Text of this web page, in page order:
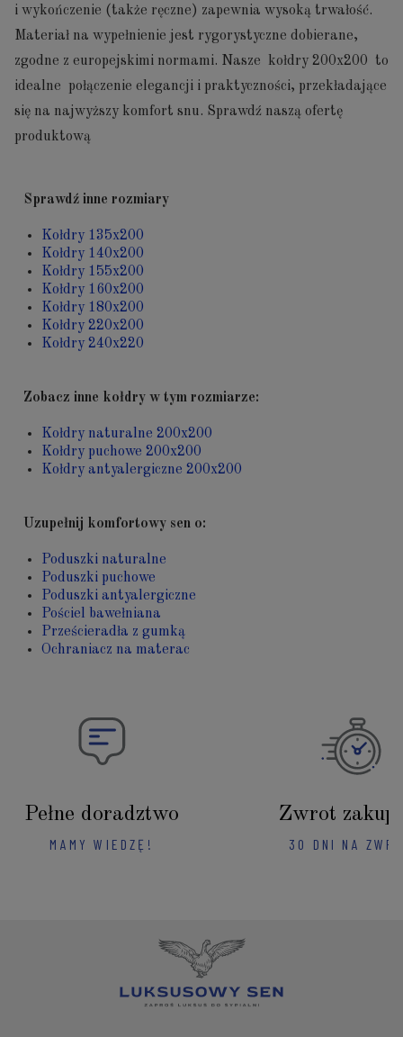
i wykończenie (także ręczne) zapewnia wysoką trwałość.
Materiał na wypełnienie jest rygorystyczne dobierane,
zgodne z europejskimi normami. Nasze kołdry 200x200 to
idealne połączenie elegancji i praktyczności, przekładające
się na najwyższy komfort snu. Sprawdź naszą ofertę
produktową
Sprawdź inne rozmiary
Kołdry 135x200
Kołdry 140x200
Kołdry 155x200
Kołdry 160x200
Kołdry 180x200
Kołdry 220x200
Kołdry 240x220
Zobacz inne kołdry w tym rozmiarze:
Kołdry naturalne 200x200
Kołdry puchowe 200x200
Kołdry antyalergiczne 200x200
Uzupełnij komfortowy sen o:
Poduszki naturalne
Poduszki puchowe
Poduszki antyalergiczne
Pościel bawełniana
Prześcieradła z gumką
Ochraniacz na materac
Pełne doradztwo
MAMY WIEDZĘ!
Zwrot
30 DNI NA